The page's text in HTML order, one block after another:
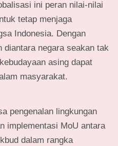
ini peran nilai-nilai
tetap menjaga
Indonesia. Dengan
diantara negara seakan tak
asing dapat
masyarakat.
pengenalan lingkungan
implementasi MoU antara
dalam rangka